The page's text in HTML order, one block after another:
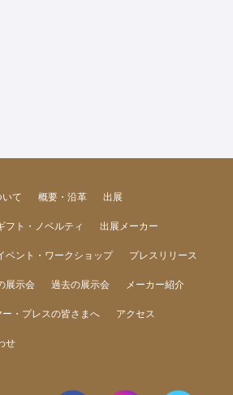
て 概要・沿革 出展
フト・ノベルティ 出展メーカー
ベント・ワークショップ プレスリリース
展示会 過去の展示会 メーカー紹介
ー・プレスの皆さまへ アクセス
せ